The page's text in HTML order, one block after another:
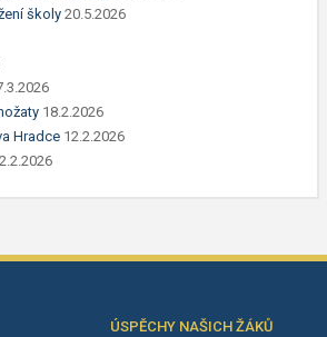
školy 20.5.2026
18.2.2026
Hradce 12.2.2026
ÚSPĚCHY NAŠICH ŽÁKŮ